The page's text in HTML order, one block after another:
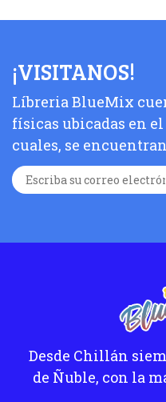
¡VISITANOS!
Líbreria BlueMix
físicas ubicadas en
cuales, se
Desde Chillán
de Ñuble, con la